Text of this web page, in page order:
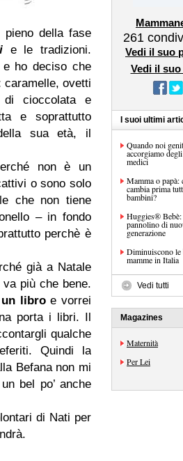
della fase
e le tradizioni.
e ho deciso che
caramelle, ovetti
di cioccolata e
e soprattutto
sua età, il
non è un
o sono solo
che non tiene
– in fondo
perchè è
già a Natale
più che bene.
un libroe vorrei
porta i libri. Il
qualche
Quindi la
Befana non mi
bel po’ anche
di Nati per
261
Vedi il suo
Vedi il
I suoi ultimi
Quando noi
accorgiamo
medici
Mamma o papà:
cambia prima
bambini?
Huggies®
pannolino di
generazione
Diminuiscono le
mamme in Italia
Vedi tutti
Magazines
Maternità
Per Lei